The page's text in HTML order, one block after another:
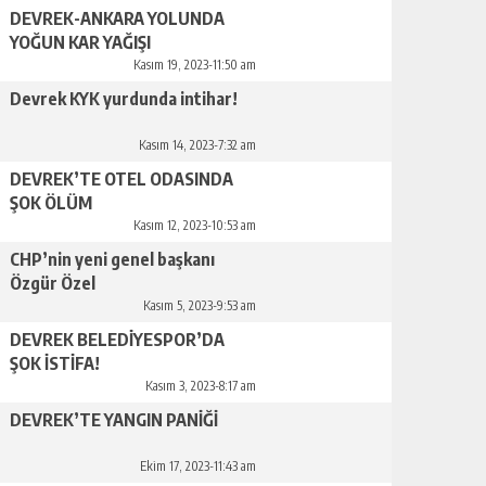
DEVREK-ANKARA YOLUNDA
YOĞUN KAR YAĞIŞI
Kasım 19, 2023-11:50 am
Devrek KYK yurdunda intihar!
Kasım 14, 2023-7:32 am
DEVREK’TE OTEL ODASINDA
ŞOK ÖLÜM
Kasım 12, 2023-10:53 am
CHP’nin yeni genel başkanı
Özgür Özel
Kasım 5, 2023-9:53 am
DEVREK BELEDİYESPOR’DA
ŞOK İSTİFA!
Kasım 3, 2023-8:17 am
DEVREK’TE YANGIN PANİĞİ
Ekim 17, 2023-11:43 am